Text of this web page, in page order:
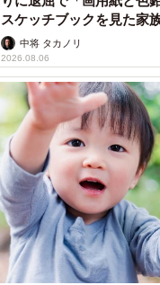
スケッチブックを見た家
ますよ…」
中将 タカノリ
2026.08.06